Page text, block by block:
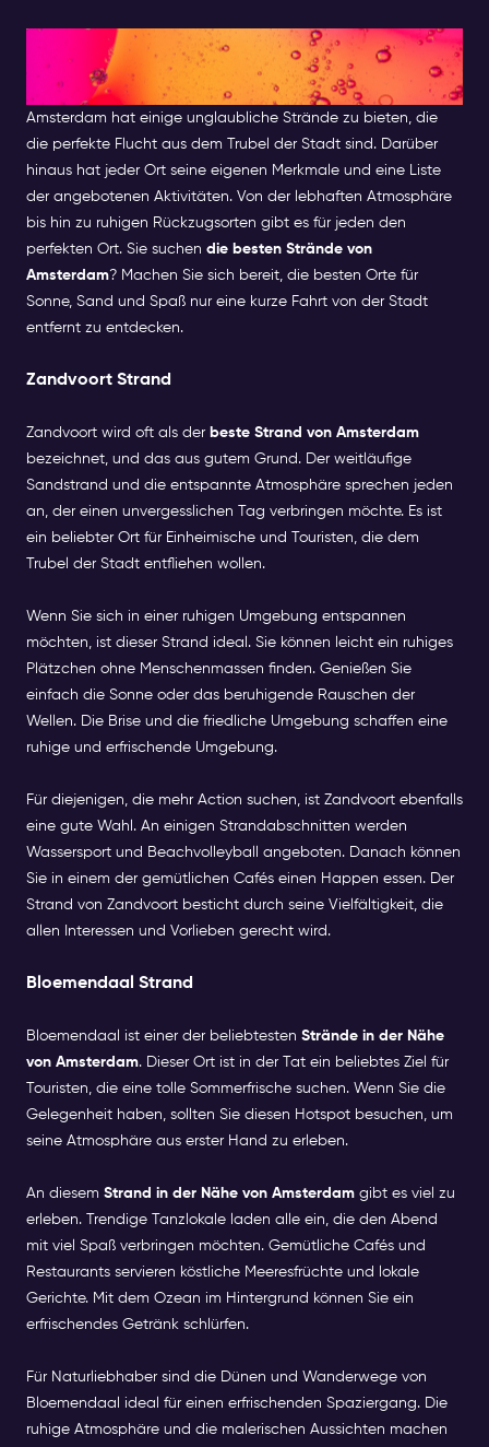
Die besten Strände in der
Nähe von Amsterdam
Amsterdam hat einige unglaubliche Strände zu bieten, die
die perfekte Flucht aus dem Trubel der Stadt sind. Darüber
hinaus hat jeder Ort seine eigenen Merkmale und eine Liste
der angebotenen Aktivitäten. Von der lebhaften Atmosphäre
bis hin zu ruhigen Rückzugsorten gibt es für jeden den
perfekten Ort. Sie suchen die besten Strände von
Amsterdam? Machen Sie sich bereit, die besten Orte für
Sonne, Sand und Spaß nur eine kurze Fahrt von der Stadt
entfernt zu entdecken.
Zandvoort Strand
Zandvoort wird oft als der beste Strand von Amsterdam
bezeichnet, und das aus gutem Grund. Der weitläufige
Sandstrand und die entspannte Atmosphäre sprechen jeden
an, der einen unvergesslichen Tag verbringen möchte. Es ist
ein beliebter Ort für Einheimische und Touristen, die dem
Trubel der Stadt entfliehen wollen.
Wenn Sie sich in einer ruhigen Umgebung entspannen
möchten, ist dieser Strand ideal. Sie können leicht ein ruhiges
Plätzchen ohne Menschenmassen finden. Genießen Sie
einfach die Sonne oder das beruhigende Rauschen der
Wellen. Die Brise und die friedliche Umgebung schaffen eine
ruhige und erfrischende Umgebung.
Für diejenigen, die mehr Action suchen, ist Zandvoort ebenfalls
eine gute Wahl. An einigen Strandabschnitten werden
Wassersport und Beachvolleyball angeboten. Danach können
Sie in einem der gemütlichen Cafés einen Happen essen. Der
Strand von Zandvoort besticht durch seine Vielfältigkeit, die
allen Interessen und Vorlieben gerecht wird.
Bloemendaal Strand
Bloemendaal ist einer der beliebtesten Strände in der Nähe
von Amsterdam. Dieser Ort ist in der Tat ein beliebtes Ziel für
Touristen, die eine tolle Sommerfrische suchen. Wenn Sie die
Gelegenheit haben, sollten Sie diesen Hotspot besuchen, um
seine Atmosphäre aus erster Hand zu erleben.
An diesem Strand in der Nähe von Amsterdam gibt es viel zu
erleben. Trendige Tanzlokale laden alle ein, die den Abend
mit viel Spaß verbringen möchten. Gemütliche Cafés und
Restaurants servieren köstliche Meeresfrüchte und lokale
Gerichte. Mit dem Ozean im Hintergrund können Sie ein
erfrischendes Getränk schlürfen.
Für Naturliebhaber sind die Dünen und Wanderwege von
Bloemendaal ideal für einen erfrischenden Spaziergang. Die
ruhige Atmosphäre und die malerischen Aussichten machen